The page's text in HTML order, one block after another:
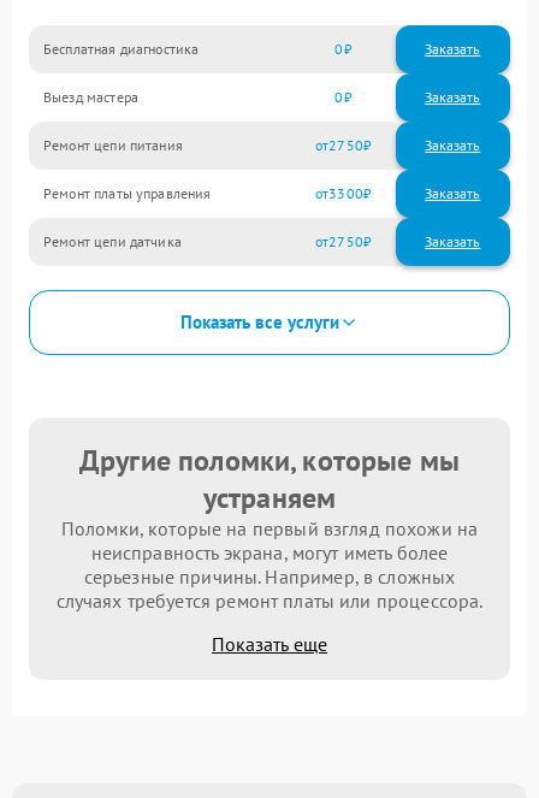
Бесплатная диагностика 0 Заказать
Выезд мастера 0 Заказать
Ремонт цепи питания 2750
Ремонт платы управления 3300
Ремонт цепи датчика 2750
Показать все услуги
Другие поломки, которые мы
устраняем
Поломки, которые на первый взгляд похожи на
неисправность экрана, могут иметь более
серьезные причины. Например, в сложных
случаях требуется ремонт платы или процессора.
Показать еще